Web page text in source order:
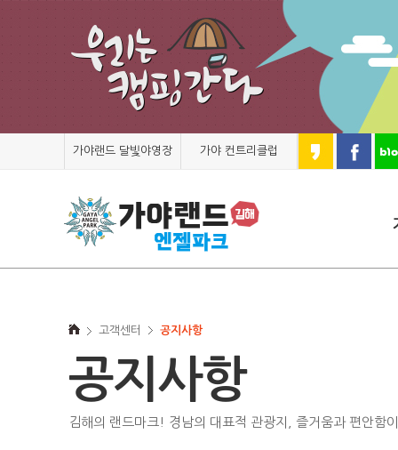
가야랜드 달빛야영장 가야 컨트리클럽
고객센터 공지사항
공지사항
김해의 랜드마크! 경남의 대표적 관광지, 즐거움과 편안함